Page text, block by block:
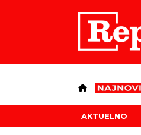
AKTUELNO